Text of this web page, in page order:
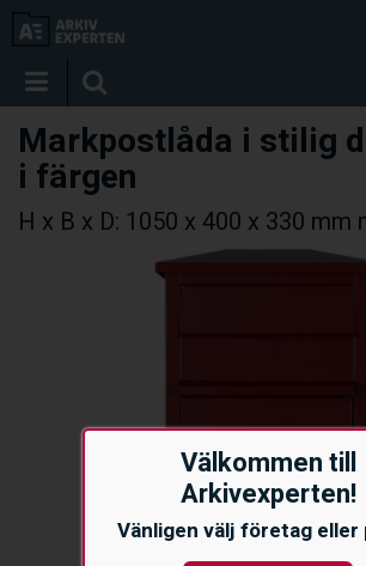
Välkommen till
Arkivexperten!
Vänligen välj företag eller
Markpostlåda i stilig
i färgen
H x B x D: 1050 x 400 x 330 mm